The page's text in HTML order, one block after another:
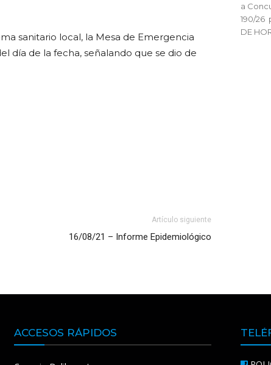
sanitario local, la Mesa de Emergencia
día de la fecha, señalando que se dio de
Artículo siguiente
16/08/21 – Informe Epidemiológico
a
190/26
DE
ACCESOS RÁPIDOS